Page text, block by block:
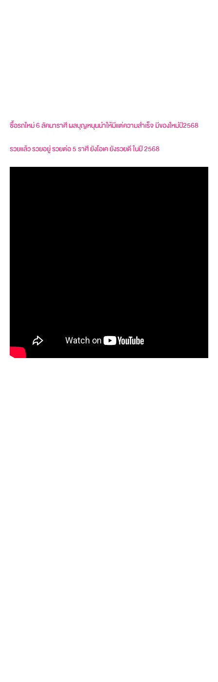
ซื้อรถใหม่ 6 ลัคนาราศี ผลบุญหนุนนำให้มีแต่ความสำเร็จ มีของใหม่ปี2568
รวยแล้ว รวยอยู่ รวยต่อ 5 ราศี ยังโอเค ยังรวยดี ในปี 2568